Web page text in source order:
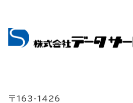
〒163-1426